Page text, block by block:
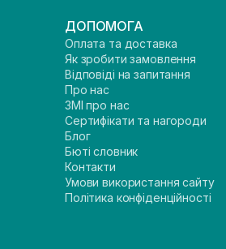
ДОПОМОГА
Оплата та доставка
Як зробити замовлення
Відповіді на запитання
Про нас
ЗМІ про нас
Сертифікати та нагороди
Блог
Бюті словник
Контакти
Умови використання сайту
Політика конфіденційності